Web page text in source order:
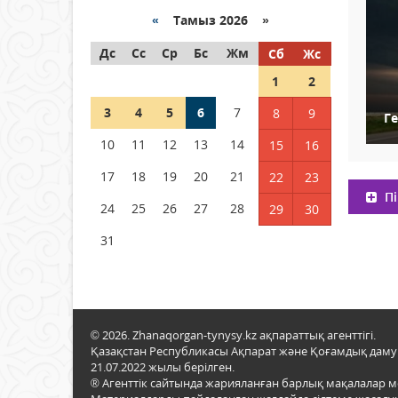
РУСЛАН РҮСТЕМҰЛЫ ОБЛЫС
ӘКІМІНІҢ КЕҢЕСШІСІ БОЛЫП
04 тамыз 2026 ж. 96
Қысқы демалыс 14 күн:
2026–2027 оқу жылына
арналған каникул кестесі
бекітілді
« Тамыз 2026 »
Дс
Сс Ср Бс Жм Сб
Жс
1
2
3
4 5 6 7 8
9
10
11 12 13 14 15
16
17
18 19 20 21 22
23
24
25 26 27 28 29
30
31
© 2026. Zhanaqorgan-tynysy.kz ақпараттық агенттігі.
Қазақстан Республикасы Ақпарат және Қоғамдық даму
21.07.2022 жылы берілген.
® Агенттік сайтында жарияланған барлық